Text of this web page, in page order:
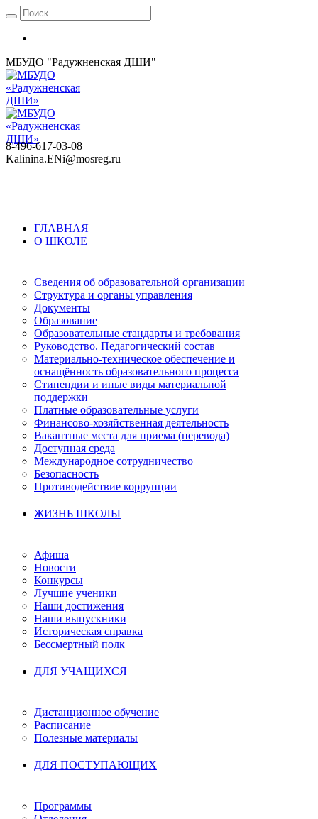
МБУДО "Радужненская ДШИ"
8-496-617-03-08
Kalinina.ENi@mosreg.ru
ГЛАВНАЯ
О ШКОЛЕ
Сведения об образовательной организации
Структура и органы управления
Документы
Образование
Образовательные стандарты и требования
Руководство. Педагогический состав
Материально-техническое обеспечение и
оснащённость образовательного процесса
Стипендии и иные виды материальной
поддержки
Платные образовательные услуги
Финансово-хозяйственная деятельность
Вакантные места для приема (перевода)
Доступная среда
Международное сотрудничество
Безопасность
Противодействие коррупции
ЖИЗНЬ ШКОЛЫ
Афиша
Новости
Конкурсы
Лучшие ученики
Наши достижения
Наши выпускники
Историческая справка
Бессмертный полк
ДЛЯ УЧАЩИХСЯ
Дистанционное обучение
Расписание
Полезные материалы
ДЛЯ ПОСТУПАЮЩИХ
Программы